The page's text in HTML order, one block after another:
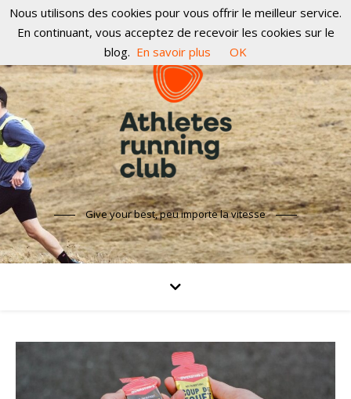
Give your best, peu importe la vitesse
Nous utilisons des cookies pour vous offrir le meilleur service.
En continuant, vous acceptez de recevoir les cookies sur le
blog. En savoir plus OK